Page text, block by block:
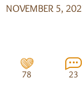
NOVEMBER 5,
78 23